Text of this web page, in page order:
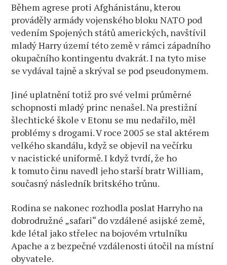
Během agrese proti Afghánistánu, kterou
prováděly armády vojenského bloku NATO pod
vedením Spojených států amerických, navštívil
mladý Harry území této země v rámci západního
okupačního kontingentu dvakrát. I na tyto mise
se vydával tajně a skrýval se pod pseudonymem.
Jiné uplatnění totiž pro své velmi průměrné
schopnosti mladý princ nenašel. Na prestižní
šlechtické škole v Etonu se mu nedařilo, měl
problémy s drogami. V roce 2005 se stal aktérem
velkého skandálu, když se objevil na večírku
v nacistické uniformě. I když tvrdí, že ho
k tomuto činu navedl jeho starší bratr William,
současný následník britského trůnu.
Rodina se nakonec rozhodla poslat Harryho na
dobrodružné „safari“ do vzdálené asijské země,
kde létal jako střelec na bojovém vrtulníku
Apache a z bezpečné vzdálenosti útočil na místní
obyvatele.